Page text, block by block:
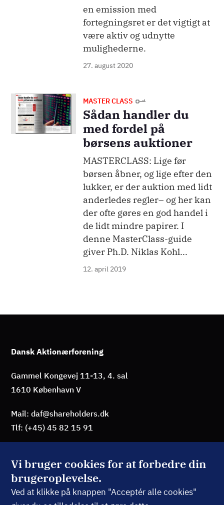
Vi bruger cookies for at forbedre din
brugeroplevelse.
Ved at klikke på knappen "Acceptér alle cookies"
en emission med
fortegningsret er det vigtigt at
være aktiv og udnytte
mulighederne.
27. august 2020
Billede MASTER CLASS
Sådan handler du
med fordel på
børsens auktioner
MASTERCLASS: Lige før
børsen åbner, og lige efter den
lukker, er der auktion med lidt
anderledes regler– og her kan
der ofte gøres en god handel i
de lidt mindre papirer. I
denne MasterClass-guide
giver Ph.D. Niklas Kohl...
12. april 2019
Dansk Aktionærforening
Gammel Kongevej 11-13, 4. sal
1610 København V
Mail: daf@shareholders.dk
Tlf: (+45) 45 82 15 91
BLIV MEDLEM